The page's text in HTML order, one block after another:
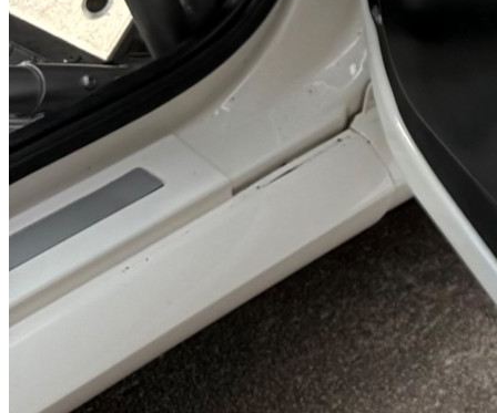
Renault clio r3 f2000
Posibilidad de cambio por 208r2 o clio rally5 se recoje vehículo
como parte de pago clio r3 f2000 •barras ast •motor f4r con
admisión de guillotina 260 cv •electrónica dta con pantalla y
botonera •caja de cambios secuencial transconcept de 6